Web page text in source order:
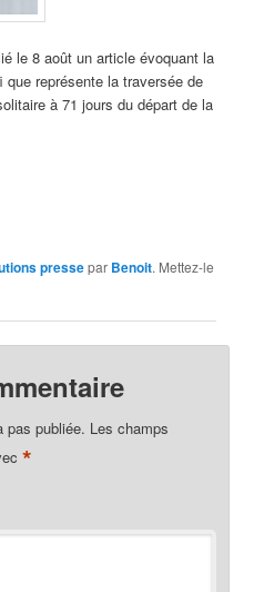
le 8 août un article évoquant la
représente la traversée de
à 71 jours du départ de la
pressepar Benoit. Mettez-le
pas publiée. Les champs
*